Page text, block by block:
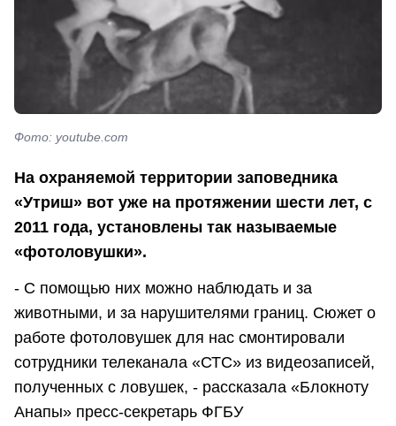
Фото: youtube.com
На охраняемой территории заповедника
«Утриш» вот уже на протяжении шести лет, с
2011 года, установлены так называемые
«фотоловушки».
- С помощью них можно наблюдать и за
животными, и за нарушителями границ. Сюжет о
работе фотоловушек для нас смонтировали
сотрудники телеканала «СТС» из видеозаписей,
полученных с ловушек, - рассказала «Блокноту
Анапы» пресс-секретарь ФГБУ